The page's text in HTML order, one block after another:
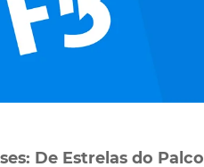
De Estrelas do Palco